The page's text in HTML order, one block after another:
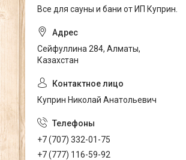
Все для сауны и бани от ИП Куприн.
Сейфуллина 284, Алматы,
Казахстан
Куприн Николай Анатольевич
+7 (707) 332-01-75
+7 (777) 116-59-92